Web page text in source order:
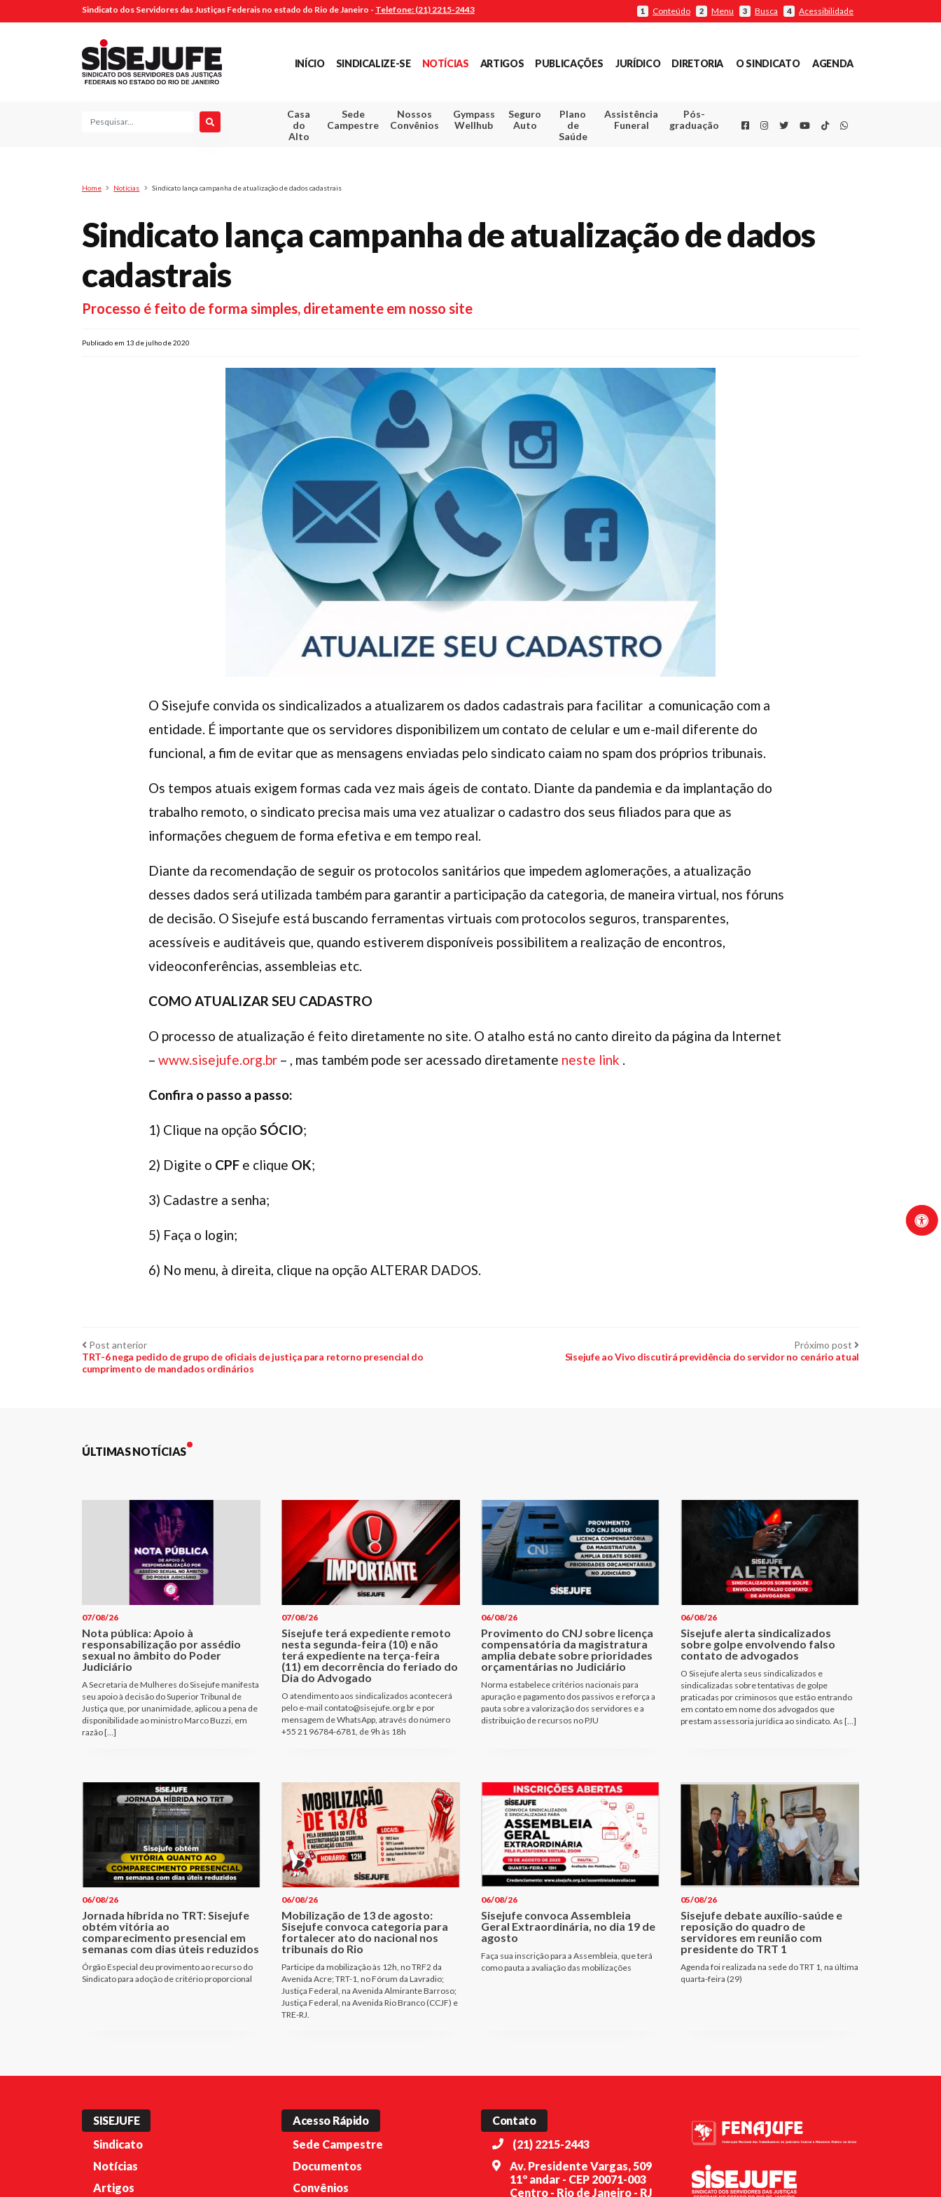
Sindicato dos Servidores das Justiças Federais no estado do Rio de Janeiro - Telefone: (21) 2215-2443 1 Conteúdo 2 Menu 3 Busca 4 Acessibilidade
INÍCIO SINDICALIZE-SE NOTÍCIAS ARTIGOS PUBLICAÇÕES JURÍDICO DIRETORIA O SINDICATO AGENDA
Pesquisa
Casa
do
Alto
Sede
Campestre
Nossos
Convênios
Gympass
Wellhub
Seguro
Auto
Plano
de
Saúde
Assistência
Funeral
Pós-
graduação
FacebookInstagram
TwitterYoutube
TikTokWhatsapp
Home Notícias Sindicato lança campanha de atualização de dados cadastrais
Sindicato lança campanha de atualização de dados
cadastrais
Processo é feito de forma simples, diretamente em nosso site
Publicado em 13 de julho de 2020
O Sisejufe convida os sindicalizados a atualizarem os dados cadastrais para facilitar a comunicação com a
entidade. É importante que os servidores disponibilizem um contato de celular e um e-mail diferente do
funcional, a fim de evitar que as mensagens enviadas pelo sindicato caiam no spam dos próprios tribunais.
Os tempos atuais exigem formas cada vez mais ágeis de contato. Diante da pandemia e da implantação do
trabalho remoto, o sindicato precisa mais uma vez atualizar o cadastro dos seus filiados para que as
informações cheguem de forma efetiva e em tempo real.
Diante da recomendação de seguir os protocolos sanitários que impedem aglomerações, a atualização
desses dados será utilizada também para garantir a participação da categoria, de maneira virtual, nos fóruns
de decisão. O Sisejufe está buscando ferramentas virtuais com protocolos seguros, transparentes,
acessíveis e auditáveis que, quando estiverem disponíveis possibilitem a realização de encontros,
videoconferências, assembleias etc.
COMO ATUALIZAR SEU CADASTRO
O processo de atualização é feito diretamente no site. O atalho está no canto direito da página da Internet
– www.sisejufe.org.br – , mas também pode ser acessado diretamente neste link .
Confira o passo a passo:
1) Clique na opção SÓCIO;
2) Digite o CPF e clique OK;
3) Cadastre a senha;
5) Faça o login;
6) No menu, à direita, clique na opção ALTERAR DADOS.
Navegação
de
Post anteriorPost
anterior:
TRT-6 nega pedido de grupo de oficiais de justiça para retorno presencial do
cumprimento de mandados ordinários
Próximo post Próximo
Sisejufe ao Vivo discutirá previdência do servidor no cenário atual
ÚLTIMAS NOTÍCIAS
07/08/26
Nota pública: Apoio à
responsabilização por assédio
sexual no âmbito do Poder
Judiciário
A Secretaria de Mulheres do Sisejufe manifesta
seu apoio à decisão do Superior Tribunal de
Justiça que, por unanimidade, aplicou a pena de
disponibilidade ao ministro Marco Buzzi, em
razão […]
07/08/26
Sisejufe terá expediente remoto
nesta segunda-feira (10) e não
terá expediente na terça-feira
(11) em decorrência do feriado do
Dia do Advogado
O atendimento aos sindicalizados acontecerá
pelo e-mail contato@sisejufe.org.br e por
mensagem de WhatsApp, através do número
+55 21 96784-6781, de 9h às 18h
06/08/26
Provimento do CNJ sobre licença
compensatória da magistratura
amplia debate sobre prioridades
orçamentárias no Judiciário
Norma estabelece critérios nacionais para
apuração e pagamento dos passivos e reforça a
pauta sobre a valorização dos servidores e a
distribuição de recursos no PJU
06/08/26
Sisejufe alerta sindicalizados
sobre golpe envolvendo falso
contato de advogados
O Sisejufe alerta seus sindicalizados e
sindicalizadas sobre tentativas de golpe
praticadas por criminosos que estão entrando
em contato em nome dos advogados que
prestam assessoria jurídica ao sindicato. As […]
06/08/26
Jornada híbrida no TRT: Sisejufe
obtém vitória ao
comparecimento presencial em
semanas com dias úteis reduzidos
Órgão Especial deu provimento ao recurso do
Sindicato para adoção de critério proporcional
06/08/26
Mobilização de 13 de agosto:
Sisejufe convoca categoria para
fortalecer ato do nacional nos
tribunais do Rio
Participe da mobilização às 12h, no TRF2 da
Avenida Acre; TRT-1, no Fórum da Lavradio;
Justiça Federal, na Avenida Almirante Barroso;
Justiça Federal, na Avenida Rio Branco (CCJF) e
TRE-RJ.
06/08/26
Sisejufe convoca Assembleia
Geral Extraordinária, no dia 19 de
agosto
Faça sua inscrição para a Assembleia, que terá
como pauta a avaliação das mobilizações
05/08/26
Sisejufe debate auxílio-saúde e
reposição do quadro de
servidores em reunião com
presidente do TRT 1
Agenda foi realizada na sede do TRT 1, na última
quarta-feira (29)
SISEJUFE
Sindicato
Notícias
Artigos
Acesso Rápido
Sede Campestre
Documentos
Convênios
Contato
(21) 2215-2443
Av. Presidente Vargas, 509
11º andar - CEP 20071-003
Centro - Rio de Janeiro - RJ